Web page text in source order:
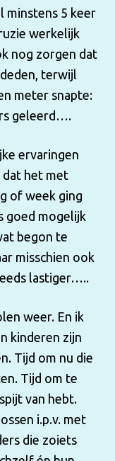
minstens 5 keer
werkelijk
nog zorgen dat
terwijl
meter snapte:
geleerd….
ervaringen
dat het met
of week ging
goed mogelijk
begon te
misschien ook
lastiger…..
weer. En ik
kinderen zijn
Tijd om nu die
Tijd om te
van hebt.
i.p.v. met
die zoiets